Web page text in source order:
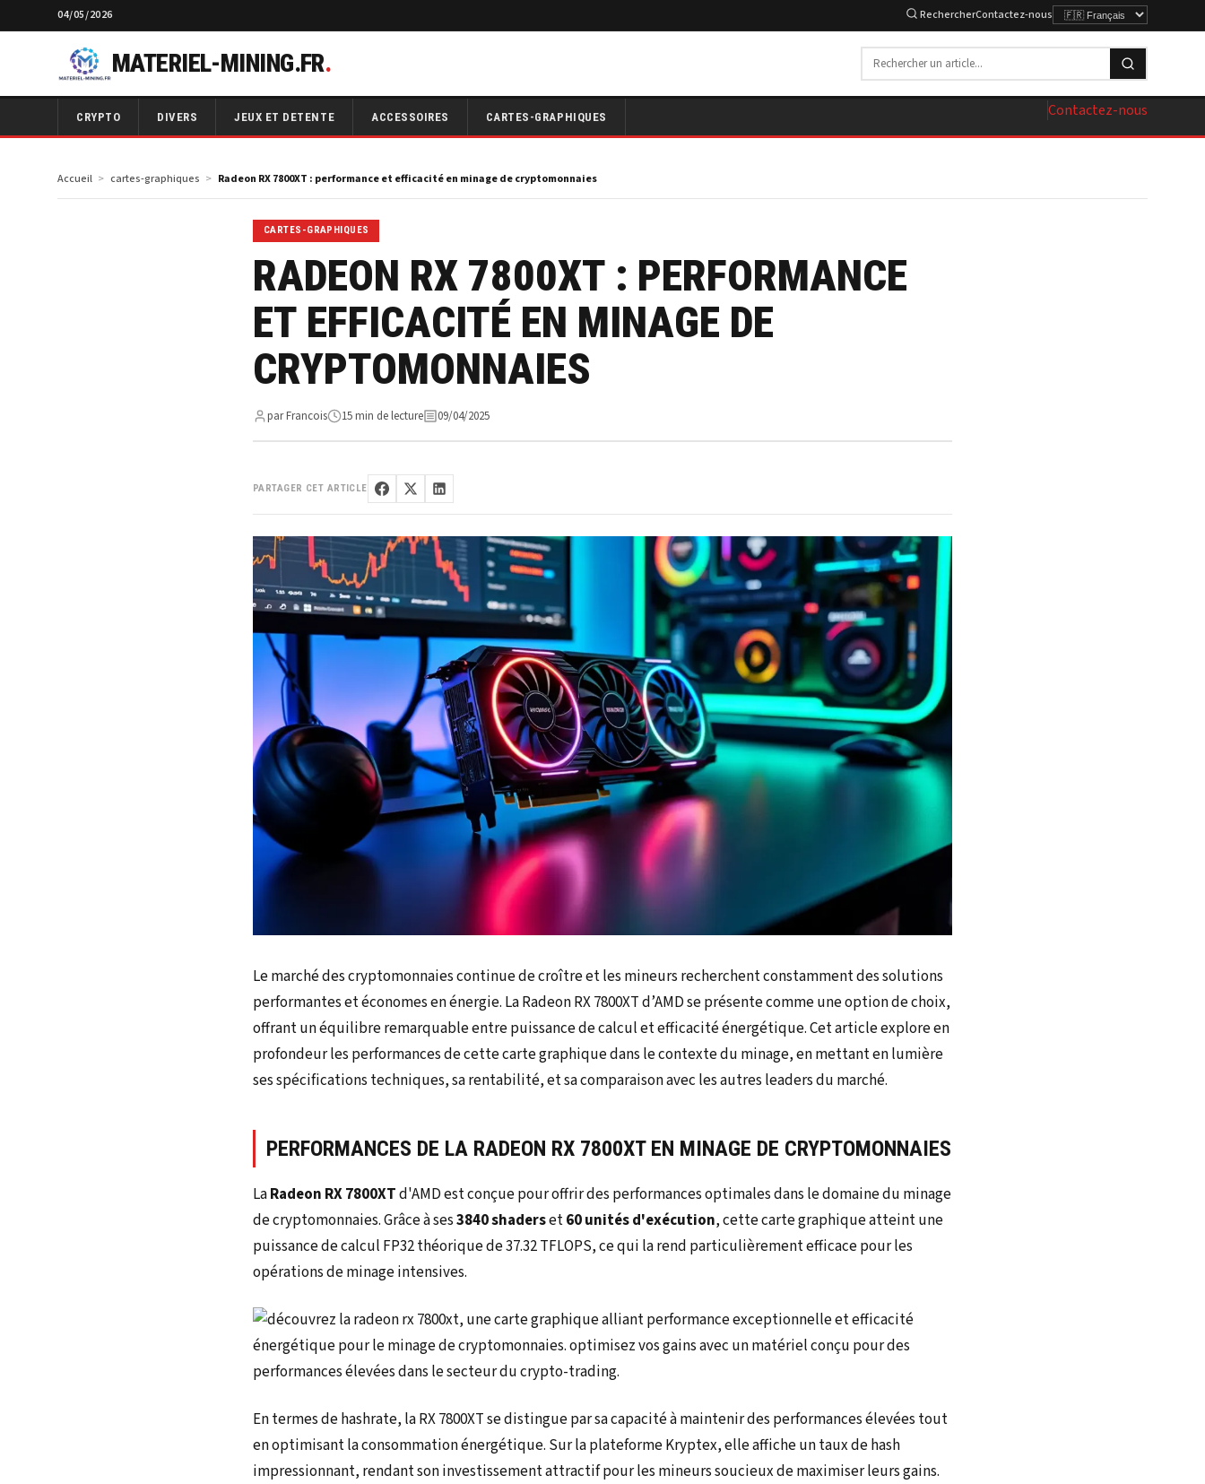
04/05/2026 RechercherContactez-nous
MATERIEL-MINING.FR.
CRYPTO DIVERS JEUX ET DETENTE ACCESSOIRES CARTES-GRAPHIQUES Contactez-nous
Accueil cartes-graphiques Radeon RX 7800XT : performance et efficacité en minage de cryptomonnaies
CARTES-GRAPHIQUES
RADEON RX 7800XT : PERFORMANCE
ET EFFICACITÉ EN MINAGE DE
CRYPTOMONNAIES
par Francois 15 min de lecture 09/04/2025
PARTAGER CET ARTICLE
Le marché des cryptomonnaies continue de croître et les mineurs recherchent constamment des solutions
performantes et économes en énergie. La Radeon RX 7800XT d’AMD se présente comme une option de choix,
offrant un équilibre remarquable entre puissance de calcul et efficacité énergétique. Cet article explore en
profondeur les performances de cette carte graphique dans le contexte du minage, en mettant en lumière
ses spécifications techniques, sa rentabilité, et sa comparaison avec les autres leaders du marché.
PERFORMANCES DE LA RADEON RX 7800XT EN MINAGE DE CRYPTOMONNAIES
LaRadeon RX 7800XTd'AMD est conçue pour offrir des performances optimales dans le domaine du minage
de cryptomonnaies. Grâce à ses3840 shaderset60 unités d'exécution, cette carte graphique atteint une
puissance de calcul FP32 théorique de 37.32 TFLOPS, ce qui la rend particulièrement efficace pour les
opérations de minage intensives.
En termes de hashrate, la RX 7800XT se distingue par sa capacité à maintenir des performances élevées tout
en optimisant la consommation énergétique. Sur la plateforme Kryptex, elle affiche un taux de hash
impressionnant, rendant son investissement attractif pour les mineurs soucieux de maximiser leurs gains.